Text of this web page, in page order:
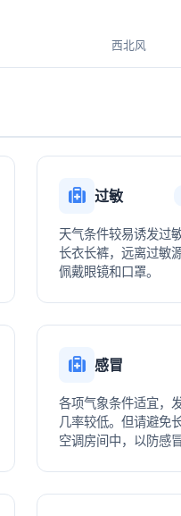
西北风
过敏
天气条件较易诱发过
长衣长裤，远离过敏
佩戴眼镜和口罩。
感冒
各项气象条件适宜，
几率较低。但请避免
空调房间中，以防感